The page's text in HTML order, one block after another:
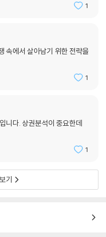
에 보이지 않는 투자자와 운용
만들어지는 과정을 생생하게
계 분석서나 다름없다. 이 책은
겪는 이들에게 부동산의 진화,
경기 침체 속에서의 생존법 등 뛰
1
속에서 살아남기 위한 전략을
1
니다. 상권분석이 중요한데
1
기